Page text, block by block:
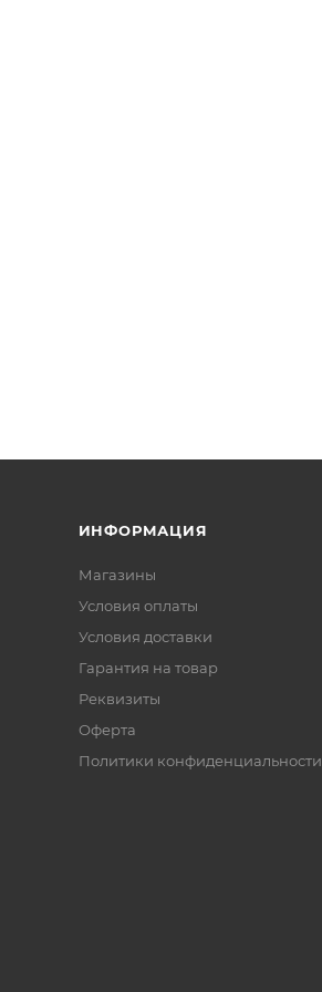
ИНФОРМАЦИЯ
Магазины
Условия оплаты
Условия доставки
Гарантия на товар
Реквизиты
Оферта
Политики конфиденциальности